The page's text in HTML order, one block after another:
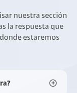
nuestra sección
la respuesta que
estaremos